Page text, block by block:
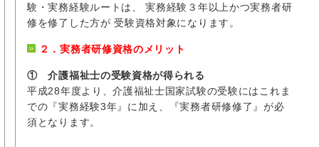
験・実務経験ルートは、 実務経験３年以上かつ実務者研
修を修了した方が 受験資格対象になります。
２．実務者研修資格のメリット
① 介護福祉士の受験資格が得られる
平成28年度より、介護福祉士国家試験の受験にはこれま
での『実務経験3年』に加え、『実務者研修修了』が必
須となります。